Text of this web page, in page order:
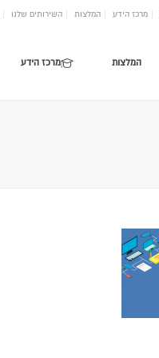
מרכז הידע המלצות השירותים שלנו
מרכז הידע המלצות